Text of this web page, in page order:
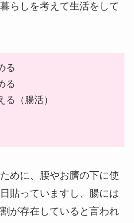
らしを考えて生活をして
る
る
る（腸活）
めに、腰やお臍の下に使
貼っていますし、腸には
が存在していると言われ